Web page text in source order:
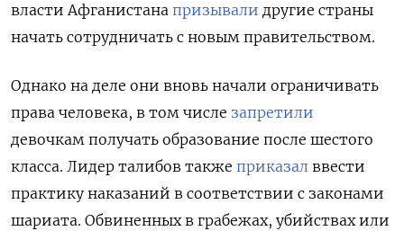
власти Афганистана призывали другие страны
начать сотрудничать с новым правительством.
Однако на деле они вновь начали ограничивать
права человека, в том числе запретили
девочкам получать образование после шестого
класса. Лидер талибов также приказал ввести
практику наказаний в соответствии с законами
шариата. Обвиненных в грабежах, убийствах или